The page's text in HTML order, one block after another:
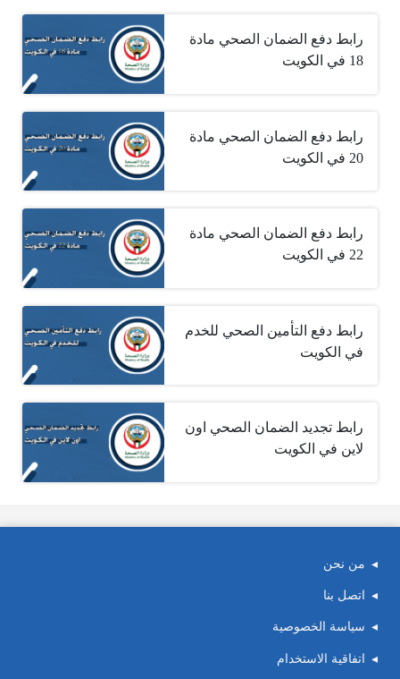
رابط دفع الضمان الصحي مادة
18 في الكويت
رابط دفع الضمان الصحي مادة
20 في الكويت
رابط دفع الضمان الصحي مادة
22 في الكويت
رابط دفع التأمين الصحي للخدم
في الكويت
رابط تجديد الضمان الصحي اون
لاين في الكويت
من نحن
اتصل بنا
سياسة الخصوصية
اتفاقية الاستخدام